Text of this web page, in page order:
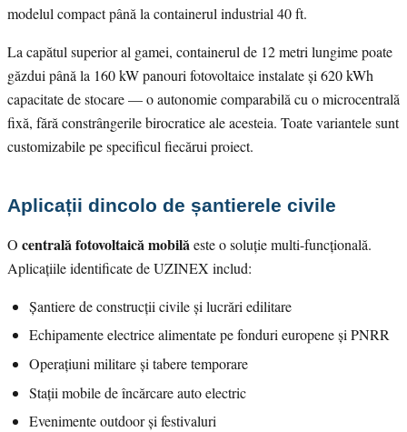
modelul compact până la containerul industrial 40 ft.
La capătul superior al gamei, containerul de 12 metri lungime poate
găzdui până la 160 kW panouri fotovoltaice instalate și 620 kWh
capacitate de stocare — o autonomie comparabilă cu o microcentrală
fixă, fără constrângerile birocratice ale acesteia. Toate variantele sunt
customizabile pe specificul fiecărui proiect.
Aplicații dincolo de șantierele civile
O centrală fotovoltaică mobilăeste o soluție multi-funcțională.
Aplicațiile identificate de UZINEX includ:
Șantiere de construcții civile și lucrări edilitare
Echipamente electrice alimentate pe fonduri europene și PNRR
Operațiuni militare și tabere temporare
Stații mobile de încărcare auto electric
Evenimente outdoor și festivaluri